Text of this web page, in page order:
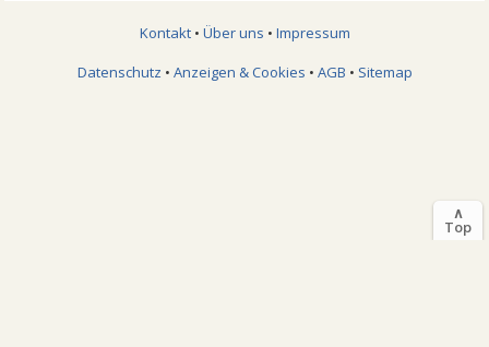
Kontakt• Über uns • Impressum
Datenschutz • Anzeigen & Cookies • AGB • Sitemap
∧
Top